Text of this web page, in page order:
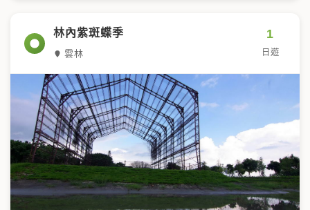
林內紫斑蝶季
雲林
1
日遊